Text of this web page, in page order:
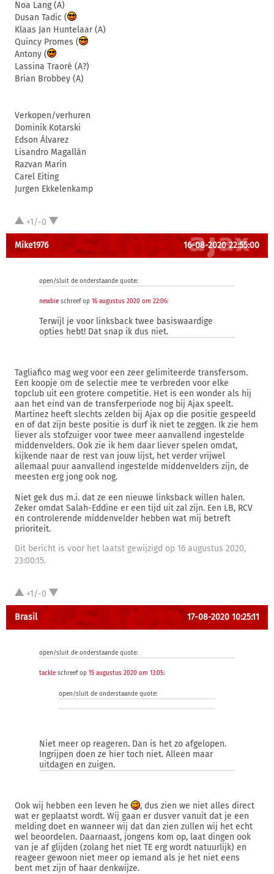
Noa Lang (A)
Dusan Tadic (
Klaas Jan Huntelaar (A)
Quincy Promes (
Antony (
Lassina Traoré (A?)
Brian Brobbey (A)
Verkopen/verhuren
Dominik Kotarski
Edson Álvarez
Lisandro Magallán
Razvan Marin
Carel Eiting
Jurgen Ekkelenkamp
+1/-0
Mike1976 16-08-2020 22:55:00
open/sluit de onderstaande quote:
newbie schreef op 16 augustus 2020 om 22:06:
Terwijl je voor linksback twee basiswaardige
opties hebt! Dat snap ik dus niet.
Tagliafico mag weg voor een zeer gelimiteerde transfersom.
Een koopje om de selectie mee te verbreden voor elke
topclub uit een grotere competitie. Het is een wonder als hij
aan het eind van de transferperiode nog bij Ajax speelt.
Martinez heeft slechts zelden bij Ajax op die positie gespeeld
en of dat zijn beste positie is durf ik niet te zeggen. Ik zie hem
liever als stofzuiger voor twee meer aanvallend ingestelde
middenvelders. Ook zie ik hem daar liever spelen omdat,
kijkende naar de rest van jouw lijst, het verder vrijwel
allemaal puur aanvallend ingestelde middenvelders zijn, de
meesten erg jong ook nog.
Niet gek dus m.i. dat ze een nieuwe linksback willen halen.
Zeker omdat Salah-Eddine er een tijd uit zal zijn. Een LB, RCV
en controlerende middenvelder hebben wat mij betreft
prioriteit.
Dit bericht is voor het laatst gewijzigd op 16 augustus 2020,
23:00:15.
+1/-0
Brasil 17-08-2020 10:25:11
open/sluit de onderstaande quote:
tackle schreef op 15 augustus 2020 om 13:05:
open/sluit de onderstaande quote:
Niet meer op reageren. Dan is het zo afgelopen.
Ingrijpen doen ze hier toch niet. Alleen maar
uitdagen en zuigen.
Ook wij hebben een leven he
, dus zien we niet alles direct
wat er geplaatst wordt. Wij gaan er dusver vanuit dat je een
melding doet en wanneer wij dat dan zien zullen wij het echt
wel beoordelen. Daarnaast, jongens kom op, laat dingen ook
van je af glijden (zolang het niet TE erg wordt natuurlijk) en
reageer gewoon niet meer op iemand als je het niet eens
bent met zijn of haar denkwijze.